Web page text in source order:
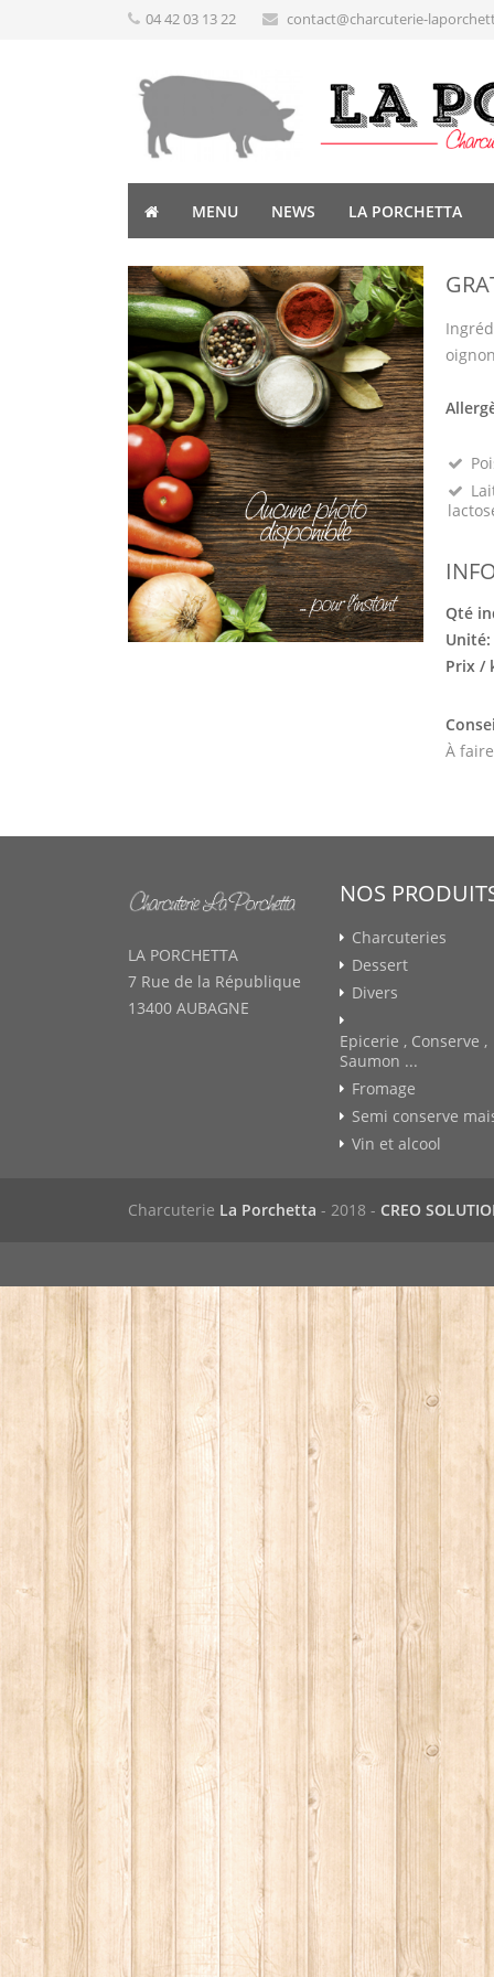
04 42 03 13 22 contact@charcuterie-
MENU NEWS LA PORCHETTA
Qté
Unité:
Prix /
À
LA PORCHETTA
7 Rue de la République
13400 AUBAGNE
NOS
Charcuteries
Dessert
Divers
Epicerie , Conserve ,
Saumon ...
Fromage
Semi conserve
Vin et alcool
Charcuterie La Porchetta - 2018 - CREO